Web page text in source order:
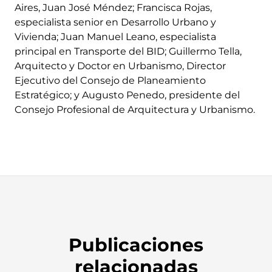
Aires, Juan José Méndez; Francisca Rojas,
especialista senior en Desarrollo Urbano y
Vivienda; Juan Manuel Leano, especialista
principal en Transporte del BID; Guillermo Tella,
Arquitecto y Doctor en Urbanismo, Director
Ejecutivo del Consejo de Planeamiento
Estratégico; y Augusto Penedo, presidente del
Consejo Profesional de Arquitectura y Urbanismo.
Publicaciones
relacionadas